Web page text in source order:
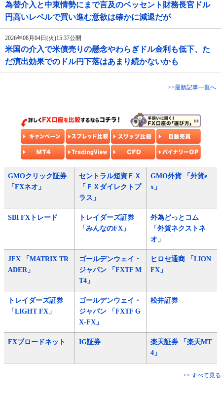
為替介入と中東情勢にまで言及のベッセント財務長官ドル
円高いレベルで買い進む意欲は確かに減退だが
2026年08月04日(火)15:37公開
米国の介入で米債売りの懸念やわらぎドル金利も低下、た
だ演出効果でのドル円下落はあまり続かないかも
>>最新記事一覧へ
GMOクリック証券
「FXネオ」
セントラル短資ＦＸ
「ＦＸダイレクトプ
ラス」
GMO外貨 「外貨e
x」
SBI FXトレード
トレイダーズ証券
「みんなのFX」
外為どっとコム
「外貨ネクストネ
オ」
JFX 「MATRIX TR
ADER」
ゴールデンウェイ・
ジャパン 「FXTF M
T4」
ヒロセ通商 「LION
FX」
トレイダーズ証券
「LIGHT FX」
ゴールデンウェイ・
ジャパン 「FXTF G
X-FX」
松井証券
FXブロードネット IG証券
楽天証券 「楽天MT
4」
>> すべて見る